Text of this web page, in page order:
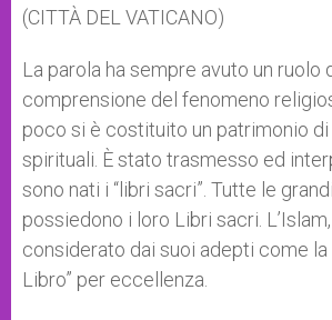
(CITTÀ DEL VATICANO)
La parola ha sempre avuto un ruolo
comprensione del fenomeno
poco si è costituito un patrimonio
spirituali. È stato trasmesso ed
sono nati i “libri sacri”. Tutte le
possiedono i loro Libri sacri.
considerato dai suoi adepti come la
Libro” per eccellenza.